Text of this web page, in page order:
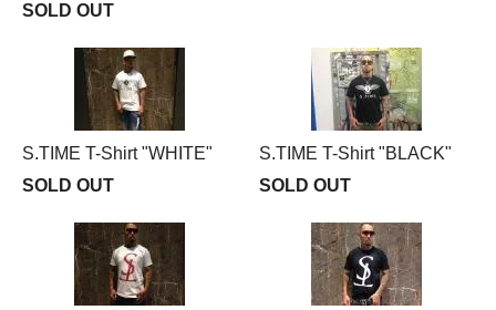
SOLD OUT
S.TIME T-Shirt "WHITE"
SOLD OUT
S.TIME T-Shirt "BLACK"
SOLD OUT